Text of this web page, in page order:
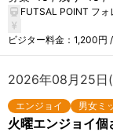
FUTSAL POINT フ
ビジター料金：1,200円
2026年08月25
エンジョイ 男女ミ
火曜エンジョイ個